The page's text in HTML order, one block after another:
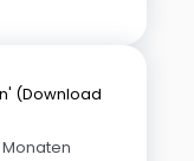
(Download
Monaten